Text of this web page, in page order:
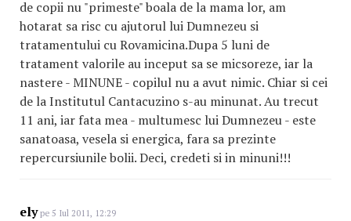
de copii nu "primeste" boala de la mama lor, am
hotarat sa risc cu ajutorul lui Dumnezeu si
tratamentului cu Rovamicina.Dupa 5 luni de
tratament valorile au inceput sa se micsoreze, iar la
nastere - MINUNE - copilul nu a avut nimic. Chiar si cei
de la Institutul Cantacuzino s-au minunat. Au trecut
11 ani, iar fata mea - multumesc lui Dumnezeu - este
sanatoasa, vesela si energica, fara sa prezinte
repercursiunile bolii. Deci, credeti si in minuni!!!
elype 5 Iul 2011, 12:29